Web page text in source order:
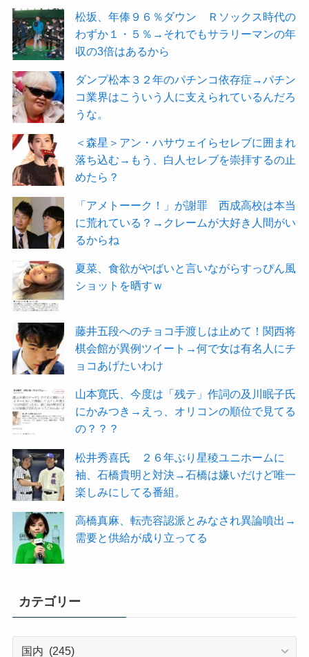
松坂、年俸９６％ダウン Ｒソックス時代の
わずか１・５％→それでもサラリーマンの年
収の3倍はあるから
ダンプ松本３２年のパチンコ依存症→パチン
コ業界はこういう人に支えられているんだろ
うな。
＜森星＞アン・ハサウェイらセレブに囲まれ
落ち込む→もう、白人セレブを崇拝するの止
めたら？
「アメトーーク！」が謝罪 西成高校は本当
に荒れている？→クレームが大好き人間がい
るからね
夏菜、食欲がやばいと言いながらすっぴん風
ショットを晒すｗ
藤井五段へのチョコ手渡しは止めて！関西将
棋会館が異例ツイート→何で女は有名人にチ
ョコあげたいわけ
山本寛氏、今度は「残テ」作詞の及川眠子氏
にかみつき→えっ、オリコンの順位で見てる
の？？？
松井秀喜氏 ２６年ぶり星稜ユニホームに
袖、石橋貴明と対決→石橋は嫌いだけど唯一
楽しみにしてる番組。
高橋真麻、転売容認派とみなされ異論噴出→
需要と供給が成り立ってる
カテゴリー
カ